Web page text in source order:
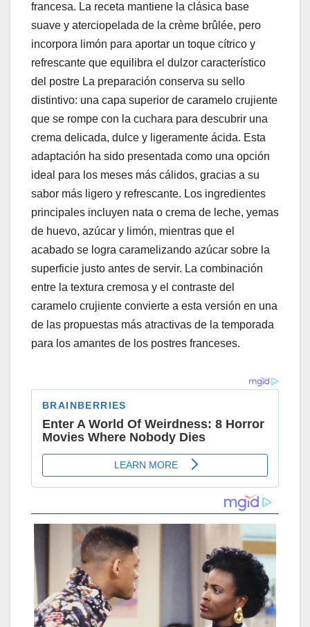
francesa. La receta mantiene la clásica base
suave y aterciopelada de la crème brûlée, pero
incorpora limón para aportar un toque cítrico y
refrescante que equilibra el dulzor característico
del postre La preparación conserva su sello
distintivo: una capa superior de caramelo crujiente
que se rompe con la cuchara para descubrir una
crema delicada, dulce y ligeramente ácida. Esta
adaptación ha sido presentada como una opción
ideal para los meses más cálidos, gracias a su
sabor más ligero y refrescante. Los ingredientes
principales incluyen nata o crema de leche, yemas
de huevo, azúcar y limón, mientras que el
acabado se logra caramelizando azúcar sobre la
superficie justo antes de servir. La combinación
entre la textura cremosa y el contraste del
caramelo crujiente convierte a esta versión en una
de las propuestas más atractivas de la temporada
para los amantes de los postres franceses.